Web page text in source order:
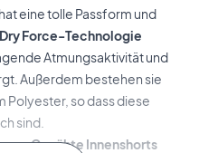
eine tolle Passform und
Dry Force-Technologie
Atmungsaktivität und
Außerdem bestehen sie
Polyester, so dass diese
sind.
- Genähte Innenshorts